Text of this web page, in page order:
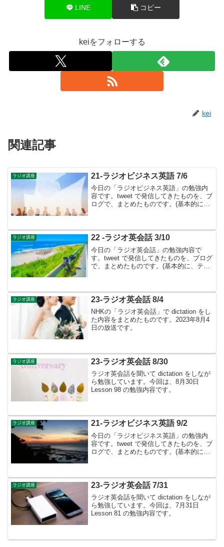
LINE コピー
keiをフォローする
kei
関連記事
ラジオ講座 21-ラジオビジネス英語 7/6
今日の「ラジオビジネス英語」の勉強内
容です。tweet で発信してきたものを、ブ
ログで、まとめたものです。(基本的に、
は...
ラジオ講座 22 -ラジオ英会話 3/10
今日の「ラジオ英会話」の勉強内容で
す。tweet で発信してきたものを、ブログ
で、まとめたものです。(基本的に、テキ
- ですが、2...
ラジオ講座 23-ラジオ英会話 8/4
NHKの「ラジオ英会話」で dictation をし
た内容をまとめたものです。2023年8月4
日の放送です。
ラジオ講座 23-ラジオ英会話 8/30
ラジオ英会話を聞いて dictation をしなが
ら勉強しています。今回は、8月30日
Lesson 98 の勉強内容です。
ラジオ講座 21-ラジオビジネス英語 9/2
今日の「ラジオビジネス英語」の勉強内
容です。tweet で発信してきたものを、ブ
ログで、まとめたものです。(基本的に、
ラジオ講座 23-ラジオ英会話 7/31
ラジオ英会話を聞いて dictation をしなが
ら勉強しています。今回は、7月31日
Lesson 81 の勉強内容です。